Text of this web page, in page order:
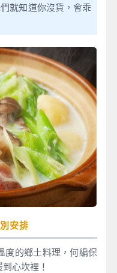
就知道你沒貨，會乖
安排
度的鄉土料理，何編保
心坎裡！